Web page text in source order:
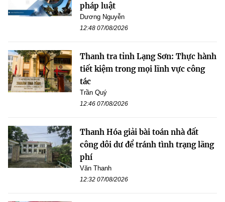
pháp luật
Dương Nguyễn
12:48 07/08/2026
Thanh tra tỉnh Lạng Sơn: Thực hành
tiết kiệm trong mọi lĩnh vực công
tác
Trần Quý
12:46 07/08/2026
Thanh Hóa giải bài toán nhà đất
công dôi dư để tránh tình trạng lãng
phí
Văn Thanh
12:32 07/08/2026